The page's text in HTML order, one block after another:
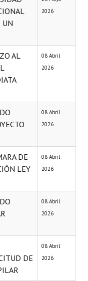
UN
2026
AL
08 Abril
2026
08 Abril
2026
DE
LEY
08 Abril
2026
08 Abril
2026
DE
08 Abril
2026